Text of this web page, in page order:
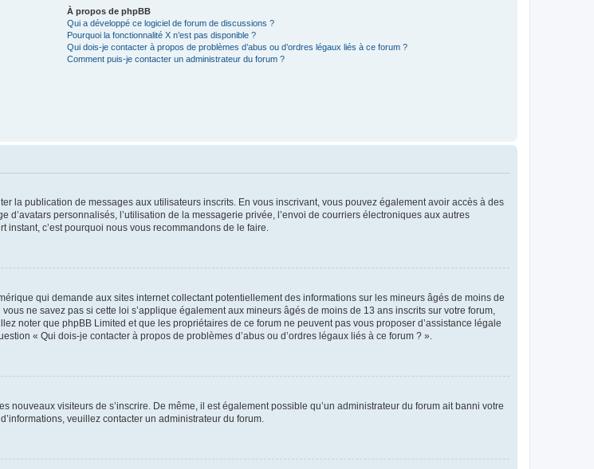
À propos de phpBB
Qui a développé ce logiciel de forum de discussions ?
Pourquoi la fonctionnalité X n’est pas disponible ?
Qui dois-je contacter à propos de problèmes d’abus ou d’ordres légaux liés à ce forum ?
Comment puis-je contacter un administrateur du forum ?
la publication de messages aux utilisateurs inscrits. En vous inscrivant, vous pouvez également avoir accès à des
personnalisés, l’utilisation de la messagerie privée, l’envoi de courriers électroniques aux autres
instant, c’est pourquoi nous vous recommandons de le faire.
qui demande aux sites internet collectant potentiellement des informations sur les mineurs âgés de moins de
ne savez pas si cette loi s’applique également aux mineurs âgés de moins de 13 ans inscrits sur votre forum,
noter que phpBB Limited et que les propriétaires de ce forum ne peuvent pas vous proposer d’assistance légale
« Qui dois-je contacter à propos de problèmes d’abus ou d’ordres légaux liés à ce forum ? ».
nouveaux visiteurs de s’inscrire. De même, il est également possible qu’un administrateur du forum ait banni votre
veuillez contacter un administrateur du forum.